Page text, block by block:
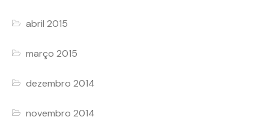
abril 2015
março 2015
dezembro 2014
novembro 2014